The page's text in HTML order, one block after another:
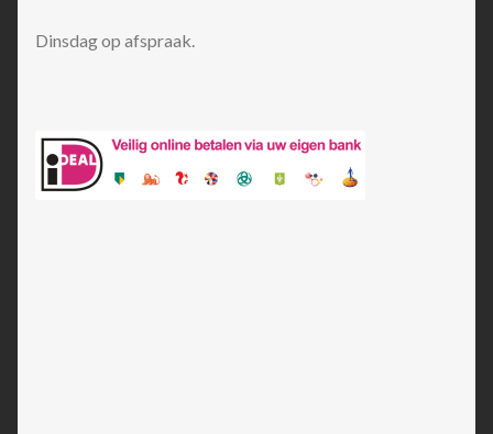
Dinsdag op afspraak.